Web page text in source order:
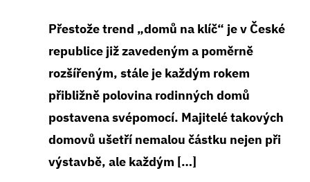
Přestože trend „domů na klíč“ je v České
republice již zavedeným a poměrně
rozšířeným, stále je každým rokem
přibližně polovina rodinných domů
postavena svépomocí. Majitelé takových
domovů ušetří nemalou částku nejen při
výstavbě, ale každým […]